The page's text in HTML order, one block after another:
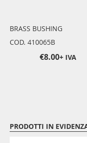
BRASS BUSHING
COD. 410065B
+ IVA
€8.00
PRODOTTI IN